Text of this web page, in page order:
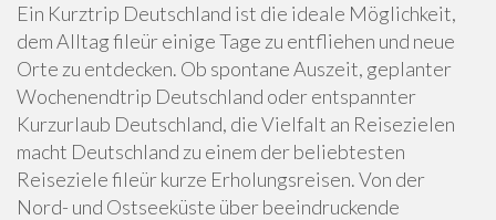
Ein Kurztrip Deutschland ist die ideale Möglichkeit,
dem Alltag fileür einige Tage zu entfliehen und neue
Orte zu entdecken. Ob spontane Auszeit, geplanter
Wochenendtrip Deutschland oder entspannter
Kurzurlaub Deutschland, die Vielfalt an Reisezielen
macht Deutschland zu einem der beliebtesten
Reiseziele fileür kurze Erholungsreisen. Von der
Nord- und Ostseeküste über beeindruckende